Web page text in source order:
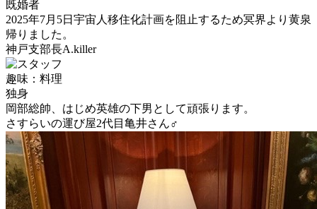
既婚者
2025年7月5日宇宙人移住化計画を阻止するため冥界より黄泉
帰りました。
神戸支部長A.killer
趣味：料理
独身
岡部総帥、はじめ英雄の下男として頑張ります。
さすらいの運び屋2代目亀井さん♂